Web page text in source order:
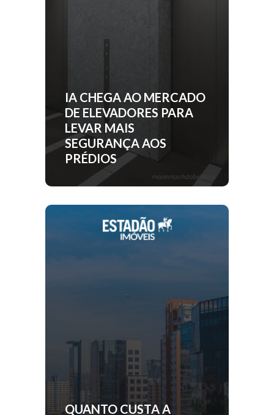
IA CHEGA AO MERCADO
DE ELEVADORES PARA
LEVAR MAIS
SEGURANÇA AOS
PRÉDIOS
QUANTO CUSTA A